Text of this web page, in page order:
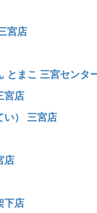
宮店
とまこ 三宮センタ
宮店
い） 三宮店
店
下店